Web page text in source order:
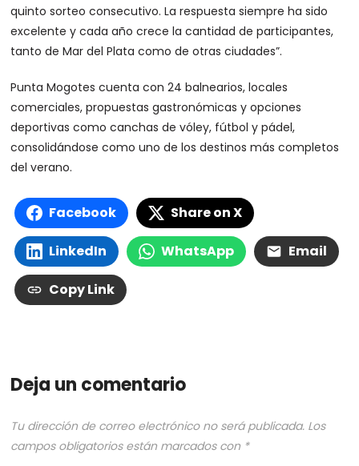
quinto sorteo consecutivo. La respuesta siempre ha sido
excelente y cada año crece la cantidad de participantes,
tanto de Mar del Plata como de otras ciudades”.
Punta Mogotes cuenta con 24 balnearios, locales
comerciales, propuestas gastronómicas y opciones
deportivas como canchas de vóley, fútbol y pádel,
consolidándose como uno de los destinos más completos
del verano.
Facebook Share on X
LinkedIn WhatsApp Email
Copy Link
Deja un comentario
Tu dirección de correo electrónico no será publicada. Los
campos obligatorios están marcados con *